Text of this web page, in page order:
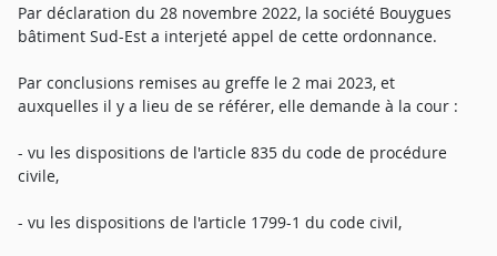
Par déclaration du 28 novembre 2022, la société Bouygues
bâtiment Sud-Est a interjeté appel de cette ordonnance.
Par conclusions remises au greffe le 2 mai 2023, et
auxquelles il y a lieu de se référer, elle demande à la cour :
- vu les dispositions de l'article 835 du code de procédure
civile,
- vu les dispositions de l'article 1799-1 du code civil,